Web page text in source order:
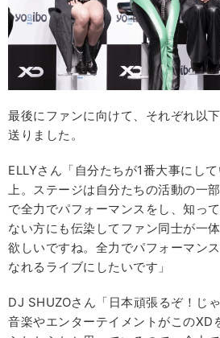
最後にファンに向けて、それぞれ以
送りました。
ELLYさん「自分たちが1番大事にし
上。ステージは自分たちの活動の一
で全力でパフォーマンスをし、知っ
ない方にも伝染してファン同士が一
欲しいですね。全力でパフォーマン
なれるライブにしたいです」
DJ SHUZOさん「日本頑張るぞ！じ
音楽やエンターテイメントがこのXD